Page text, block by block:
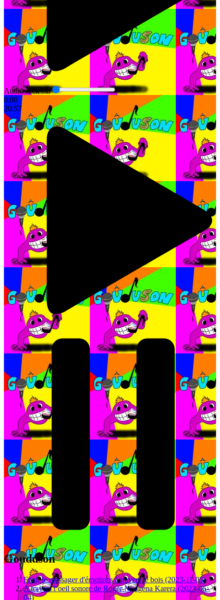
Audio seek bar
0:00
20:57
Gouduson
Fred, le messager d'émotions à travers le bois (2023-11-05)
A travers l’oeil sonore de Roger Niyigena Karera (2023-06-
04)